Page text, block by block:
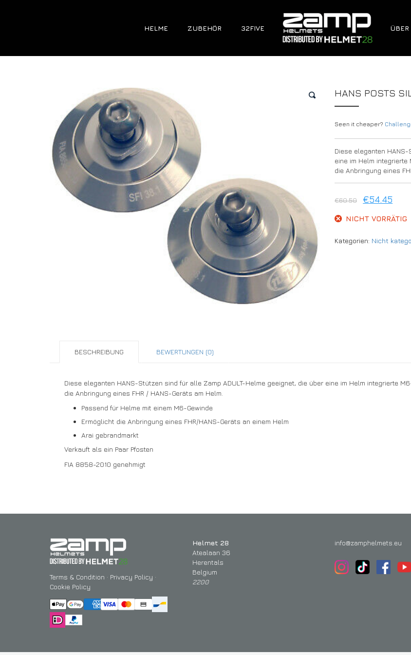
HELME ZUBEHÖR 32FIVE ÜBER
HANS POSTS
Seen it cheaper?
Diese eleganten
eine im Helm
die Anbringung eines
€60.50 €54.45
NICHT VORRÄTIG
Kategorien: Nicht
BESCHREIBUNG BEWERTUNGEN (0)
Diese eleganten HANS-Stützen sind für alle Zamp ADULT-Helme geeignet, die über eine im Helm integrierte
die Anbringung eines FHR / HANS-Geräts am Helm.
Passend für Helme mit einem M6-Gewinde
Ermöglicht die Anbringung eines FHR/HANS-Geräts an einem Helm
Arai gebrandmarkt
Verkauft als ein Paar Pfosten
FIA 8858-2010 genehmigt
Terms & Condition · Privacy Policy ·
Cookie Policy
Helmet 28
Atealaan 36
Herentals
Belgium
2200
info@zamphelmets.eu